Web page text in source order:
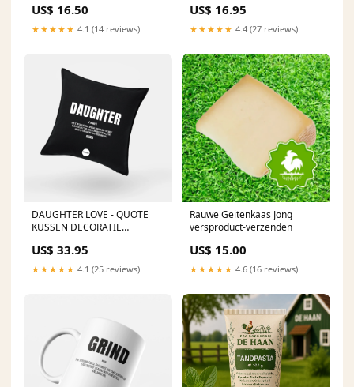
US$ 16.50
★★★★★ 4.1 (14 reviews)
US$ 16.95
★★★★★ 4.4 (27 reviews)
DAUGHTER LOVE - QUOTE
KUSSEN DECORATIE
US$ 33.95
★★★★★ 4.1 (25 reviews)
Rauwe Geitenkaas Jong
versproduct-verzenden
US$ 15.00
★★★★★ 4.6 (16 reviews)